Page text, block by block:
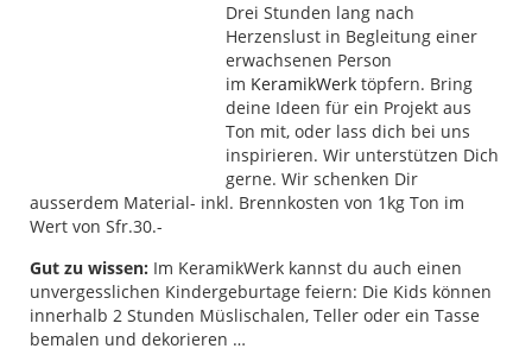
Drei Stunden lang nach
Herzenslust in Begleitung einer
erwachsenen Person
im KeramikWerk töpfern. Bring
deine Ideen für ein Projekt aus
Ton mit, oder lass dich bei uns
inspirieren. Wir unterstützen Dich
gerne. Wir schenken Dir
ausserdem Material- inkl. Brennkosten von 1kg Ton im
Wert von Sfr.30.-
Gut zu wissen: Im KeramikWerk kannst du auch einen
unvergesslichen Kindergeburtage feiern: Die Kids können
innerhalb 2 Stunden Müslischalen, Teller oder ein Tasse
bemalen und dekorieren …